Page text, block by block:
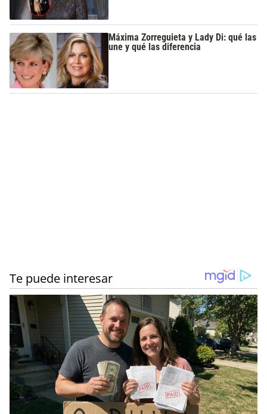
Máxima Zorreguieta y Lady Di: qué las
une y qué las diferencia